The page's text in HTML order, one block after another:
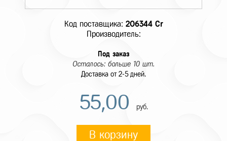
Код поставщика: 206344 Cr
Производитель:
Под заказ
Осталось: больше 10 шт.
Доставка от 2-5 дней.
55,00 руб.
В корзину